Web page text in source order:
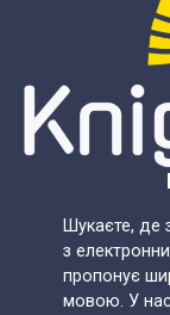
Шукаєте, де
з
пропонує
мовою. У